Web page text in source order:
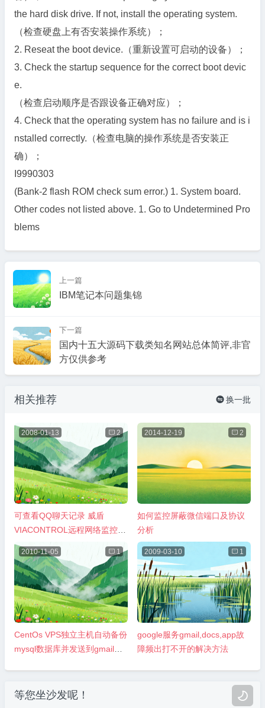

the hard disk drive. If not, install the operating system.
（检查硬盘上有否安装操作系统）；
2. Reseat the boot device.（重新设置可启动的设备）；
3. Check the startup sequence for the correct boot devic
e.
（检查启动顺序是否跟设备正确对应）；
4. Check that the operating system has no failure and is i
nstalled correctly.（检查电脑的操作系统是否安装正
确）；
I9990303
(Bank-2 flash ROM check sum error.) 1. System board.
Other codes not listed above. 1. Go to Undetermined Pro
blems
上一篇
IBM笔记本问题集锦
下一篇
国内十五大源码下载类知名网站总体简评,非官
方仅供参考
相关推荐  换一批
2008-01-13  2
可查看QQ聊天记录 威盾
VIACONTROL远程网络监控注
册机及试用
2014-12-19  2
如何监控屏蔽微信端口及协议
分析
2010-11-05  1
CentOs VPS独立主机自动备份
mysql数据库并发送到gmail邮
2009-03-10  1
google服务gmail,docs,app故
障频出打不开的解决方法
等您坐沙发呢！